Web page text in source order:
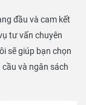
đầu và cam kết
tư vấn chuyên
sẽ giúp bạn chọn
và ngân sách